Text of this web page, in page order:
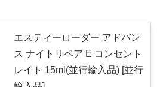
エスティーローダー アドバン
ス ナイトリペア E コンセント
レイト 15ml(並行輸入品) [並行